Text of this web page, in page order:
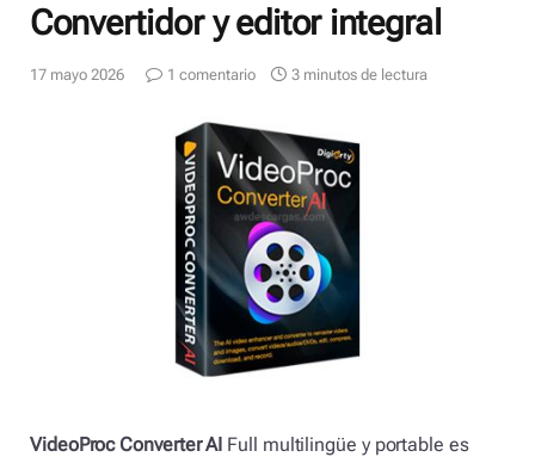
Convertidor y editor integral
17 mayo 2026 1 comentario 3 minutos de lectura
VideoProc Converter AI Full multilingüe y portable es